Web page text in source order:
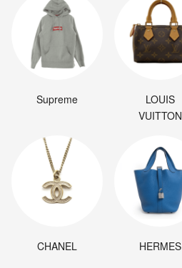
Supreme
LOUIS
VUITTON
CHANEL HERMES